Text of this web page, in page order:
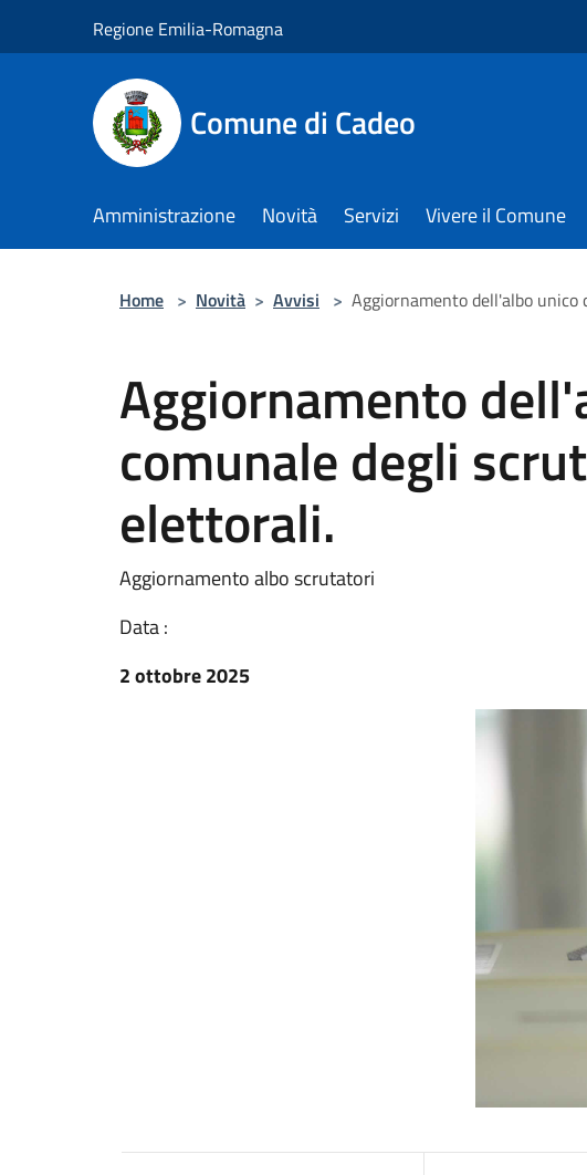
Regione Emilia-Romagna
Comune di Cadeo
Amministrazione Novità Servizi Vivere il Comune
Home > Novità > Avvisi > Aggiornamento dell'albo
Aggiornamento
comunale degli
elettorali.
Aggiornamento albo scrutatori
Data :
2 ottobre 2025